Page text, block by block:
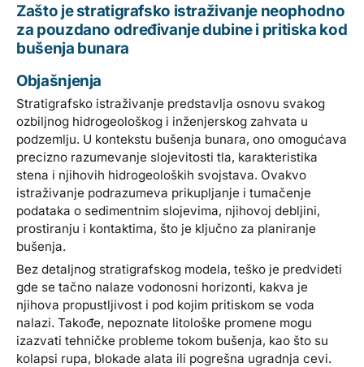
Zašto je stratigrafsko istraživanje neophodno
za pouzdano određivanje dubine i pritiska kod
bušenja bunara
Objašnjenja
Stratigrafsko istraživanje predstavlja osnovu svakog
ozbiljnog hidrogeološkog i inženjerskog zahvata u
podzemlju. U kontekstu bušenja bunara, ono omogućava
precizno razumevanje slojevitosti tla, karakteristika
stena i njihovih hidrogeoloških svojstava. Ovakvo
istraživanje podrazumeva prikupljanje i tumačenje
podataka o sedimentnim slojevima, njihovoj debljini,
prostiranju i kontaktima, što je ključno za planiranje
bušenja.
Bez detaljnog stratigrafskog modela, teško je predvideti
gde se tačno nalaze vodonosni horizonti, kakva je
njihova propustljivost i pod kojim pritiskom se voda
nalazi. Takođe, nepoznate litološke promene mogu
izazvati tehničke probleme tokom bušenja, kao što su
kolapsi rupa, blokade alata ili pogrešna ugradnja cevi.